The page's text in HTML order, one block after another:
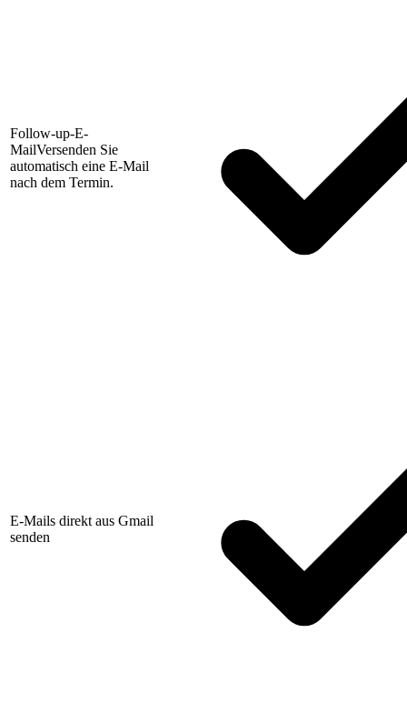
Follow-up-E-
MailVersenden Sie
automatisch eine E-Mail
nach dem Termin.
E-Mails direkt aus Gmail
senden